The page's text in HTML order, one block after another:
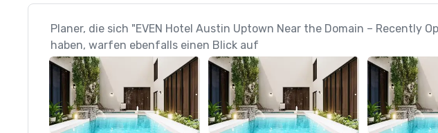
Planer, die sich "EVEN Hotel Austin Uptown Near the Domain – Recently
haben, warfen ebenfalls einen Blick auf